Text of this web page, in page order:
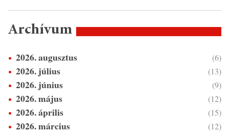
Archívum
2026. augusztus (6)
2026. július (13)
2026. június (9)
2026. május (12)
2026. április (15)
2026. március (12)